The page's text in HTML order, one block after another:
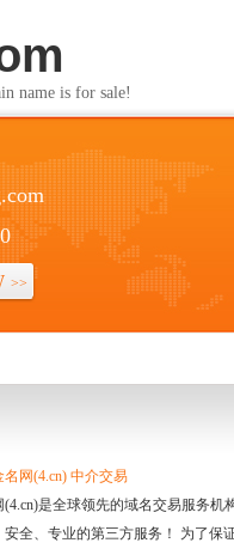
name is for sale!
>>
名网(4.cn) 中介交易
(4.cn)是全球领先的域名交易服务
安全、专业的第三方服务！ 为了保